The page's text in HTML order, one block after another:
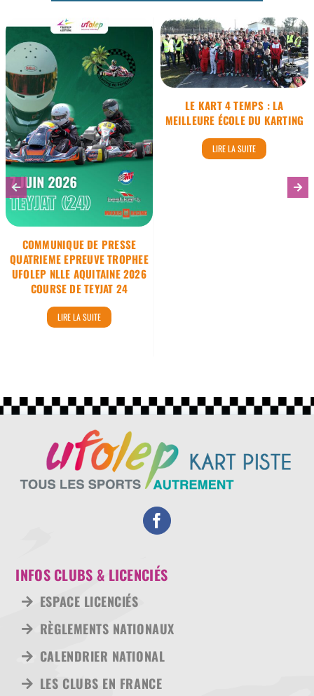
COMMUNIQUE DE
PRESSE QUATRIEME
EPREUVE TROPHEE
UFOLEP NLLE
AQUITAINE 2026
COURSE DE TEYJAT
24
COMMUNIQUE DE PRESSE
QUATRIEME EPREUVE TROPHEE
UFOLEP NLLE AQUITAINE 2026
COURSE DE TEYJAT 24
LIRE LA SUITE
LE KART 4 TEMPS :
LA MEILLEURE
ÉCOLE DU KARTING
LE KART 4 TEMPS : LA
MEILLEURE ÉCOLE DU KARTING
LIRE LA SUITE
INFOS CLUBS & LICENCIÉS
ESPACE LICENCIÉS
RÈGLEMENTS NATIONAUX
CALENDRIER NATIONAL
LES CLUBS EN FRANCE